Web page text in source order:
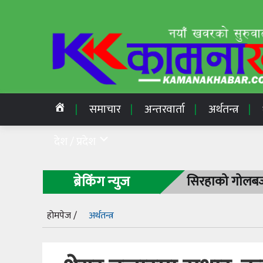
समाचार अन्तरवार्ता अर्थतन्त्र
ब्रेकिंग न्युज सिरहाको
होमपेज / अर्थतन्त्र